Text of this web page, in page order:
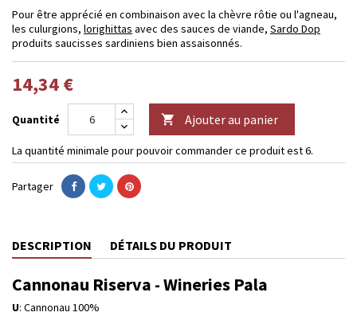
Pour être apprécié en combinaison avec la chèvre rôtie ou l'agneau,
les culurgions, lorighittas avec des sauces de viande, Sardo Dop
produits saucisses sardiniens bien assaisonnés.
14,34 €
Quantité  Ajouter au panier
La quantité minimale pour pouvoir commander ce produit est 6.
Partager
DESCRIPTION DÉTAILS DU PRODUIT
Cannonau Riserva - Wineries Pala
U: Cannonau 100%